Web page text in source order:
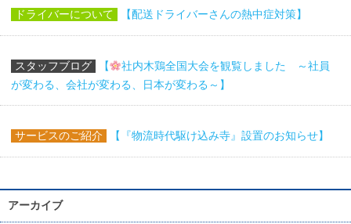
ドライバーについて 【配送ドライバーさんの熱中症対策】
スタッフブログ 【
社内木鶏全国大会を観覧しました ～社員
が変わる、会社が変わる、日本が変わる～】
サービスのご紹介 【『物流時代駆け込み寺』設置のお知らせ】
アーカイブ